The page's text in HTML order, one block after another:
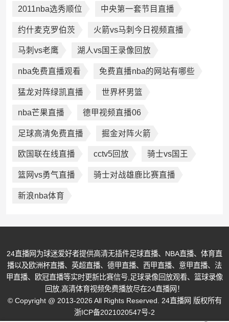
2011nba选秀顺位 中央第一套节目直播
约什麦克罗伯茨 火箭vs马刺今日视频直播
马刺vs老鹰 湖人vs国王录像回放
nba免费直播观看 免费直播nba的网站有哪些
猛龙对阵绿凯直播 世界杯男篮
nba芒果直播 德甲视频直播06
足球高清免费直播 掘金对阵火箭
欧国联在线直播 cctv5回放 骑士vs国王
篮网vs勇气直播 骑士对战雄鹿比赛直播
新浪nba体育
24直播网为球迷爱好者提供高清无插件足球直播、NBA直播、体育直
播以及欧洲杯直播、英超直播、德甲直播、西甲直播、意甲直播、法
甲直播、欧冠直播等实时更新比赛信号,足球录像回放观看、篮球录像
回放,高清体育视频免费播放尽在24直播网！
© Copyright @ 2013-2026 All Rights Reserved. 24直播网 版权所有
浙ICP备2021020547号-2